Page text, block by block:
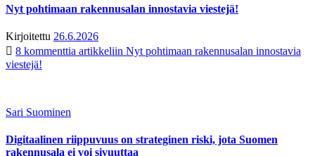
Nyt pohtimaan rakennusalan innostavia viestejä!
Kirjoitettu 26.6.2026
8 kommenttia artikkeliin Nyt pohtimaan rakennusalan innostavia
viestejä!
Sari Suominen
Digitaalinen riippuvuus on strateginen riski, jota Suomen
rakennusala ei voi sivuuttaa